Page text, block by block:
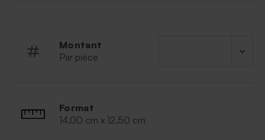
Montant
Par pièce
Format
14,00 cm x 12,50 cm